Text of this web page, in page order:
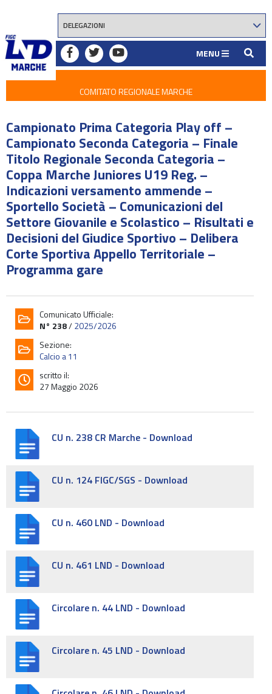
MENU
COMITATO REGIONALE MARCHE
Campionato Prima Categoria Play off –
Campionato Seconda Categoria – Finale
Titolo Regionale Seconda Categoria –
Coppa Marche Juniores U19 Reg. –
Indicazioni versamento ammende –
Sportello Società – Comunicazioni del
Settore Giovanile e Scolastico – Risultati e
Decisioni del Giudice Sportivo – Delibera
Corte Sportiva Appello Territoriale –
Programma gare
Comunicato Ufficiale:
N° 238/2025/2026
Sezione:
Calcio a 11
scritto il:
27 Maggio 2026
CU n. 238 CR Marche - Download
CU n. 124 FIGC/SGS - Download
CU n. 460 LND - Download
CU n. 461 LND - Download
Circolare n. 44 LND - Download
Circolare n. 45 LND - Download